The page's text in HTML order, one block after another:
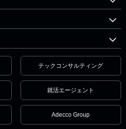
テックコンサルティング
就活エージェント
Adecco Group